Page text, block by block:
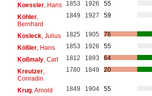
Koessler, Hans 1853 1926
55
Köhler,
Bernhard
1849 1927 59
Kosleck, Julius 1825 1905
76
Kößler, Hans 1853 1926
55
Koßmaly, Carl 1812 1893
64
Kreutzer,
Conradin
1780 1849 20
Krug, Arnold 1849 1904
55